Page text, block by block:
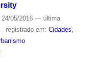
05/2016 — última
registrado em: Cidades